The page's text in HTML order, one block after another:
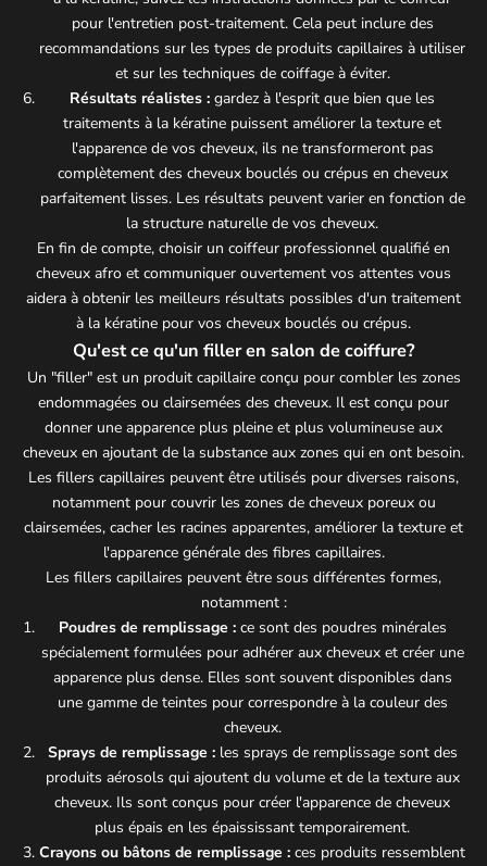
pour l'entretien post-traitement. Cela peut inclure des
recommandations sur les types de produits capillaires à utiliser
et sur les techniques de coiffage à éviter.
Résultats réalistes : gardez à l'esprit que bien que les
traitements à la kératine puissent améliorer la texture et
l'apparence de vos cheveux, ils ne transformeront pas
complètement des cheveux bouclés ou crépus en cheveux
parfaitement lisses. Les résultats peuvent varier en fonction de
la structure naturelle de vos cheveux.
En fin de compte, choisir un coiffeur professionnel qualifié en
cheveux afro et communiquer ouvertement vos attentes vous
aidera à obtenir les meilleurs résultats possibles d'un traitement
à la kératine pour vos cheveux bouclés ou crépus.
Qu'est ce qu'un filler en salon de coiffure?
Un "filler" est un produit capillaire conçu pour combler les zones
endommagées ou clairsemées des cheveux. Il est conçu pour
donner une apparence plus pleine et plus volumineuse aux
cheveux en ajoutant de la substance aux zones qui en ont besoin.
Les fillers capillaires peuvent être utilisés pour diverses raisons,
notamment pour couvrir les zones de cheveux poreux ou
clairsemées, cacher les racines apparentes, améliorer la texture et
l'apparence générale des fibres capillaires.
Les fillers capillaires peuvent être sous différentes formes,
notamment :
Poudres de remplissage :ce sont des poudres minérales
spécialement formulées pour adhérer aux cheveux et créer une
apparence plus dense. Elles sont souvent disponibles dans
une gamme de teintes pour correspondre à la couleur des
cheveux.
Sprays de remplissage :les sprays de remplissage sont des
produits aérosols qui ajoutent du volume et de la texture aux
cheveux. Ils sont conçus pour créer l'apparence de cheveux
plus épais en les épaississant temporairement.
Crayons ou bâtons de remplissage : ces produits ressemblent